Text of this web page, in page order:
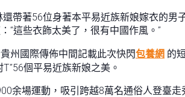
帶著56位身著本平易近族新娘嫁衣的
“這些衣飾太美了，很有中國作風。”
州國際傳佈中間記載此次快閃包養網 的
個平易近族新娘之美。
余場運動，吸引跨越8萬名通俗人登臺